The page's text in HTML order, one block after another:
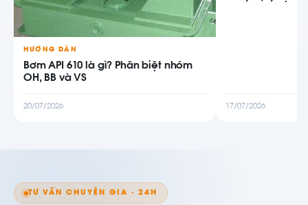
HƯỚNG DẪN
Bơm API 610 là gì? Phân biệt nhóm
OH, BB và VS
20/07/2026 17/07/2026
TƯ VẤN CHUYÊN GIA · 24H